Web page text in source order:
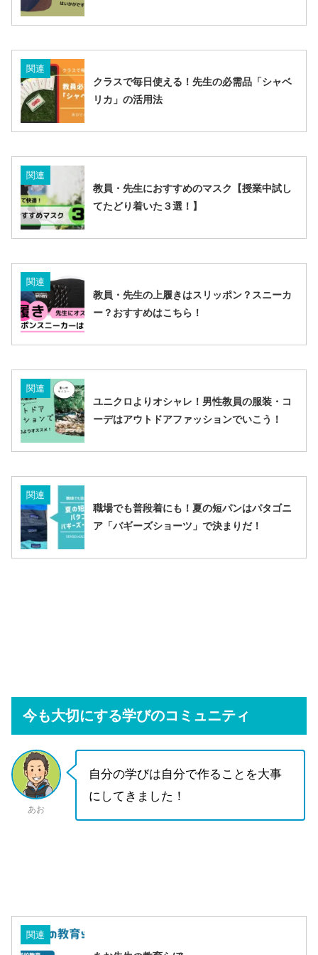
関連
クラスで毎日使える！先生の必需品「シャベ
リカ」の活用法
関連
教員・先生におすすめのマスク【授業中試し
てたどり着いた３選！】
関連
教員・先生の上履きはスリッポン？スニーカ
ー？おすすめはこちら！
関連
ユニクロよりオシャレ！男性教員の服装・コ
ーデはアウトドアファッションでいこう！
関連
職場でも普段着にも！夏の短パンはパタゴニ
ア「バギーズショーツ」で決まりだ！
今も大切にする学びのコミュニティ
あお
自分の学びは自分で作ることを大事
にしてきました！
関連